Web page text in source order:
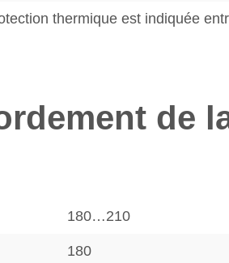
thermique est indiquée
de
180…210
180